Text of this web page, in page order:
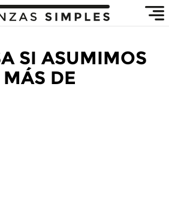
SI ASUMIMOS
DE